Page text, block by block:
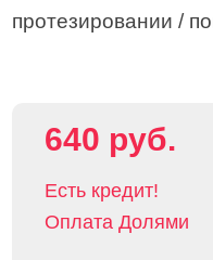
протезировании /
640 руб.
Есть кредит!
Оплата Долями